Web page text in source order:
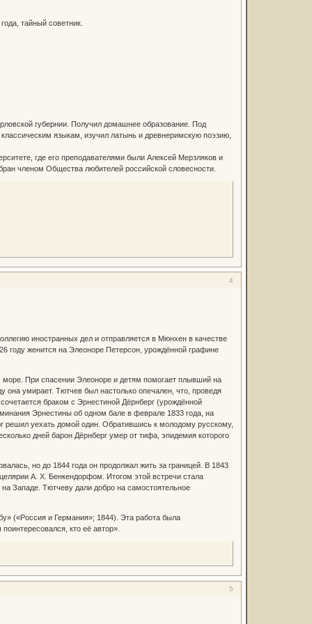
тайный советник.
губернии. Получил домашнее образование. Под
языкам, изучил латынь и древнеримскую поэзию,
где его преподавателями были Алексей Мерзляков и
членом Общества любителей российской словесности.
4
иностранных дел и отправляется в Мюнхен в качестве
году женится на Элеоноре Петерсон, урождённой графине
море. При спасении Элеоноре и детям помогает плывший на
она умирает. Тютчев был настолько опечален, что, проведя
браком с Эрнестиной Дёрнберг (урождённой
Эрнестины об одном бале в феврале 1833 года, на
решил уехать домой один. Обратившись к молодому русскому,
дней барон Дёрнберг умер от тифа, эпидемия которого
но до 1844 года он продолжал жить за границей. В 1843
А. Х. Бенкендорфом. Итогом этой встречи стала
Западе. Тютчеву дали добро на самостоятельное
(«Россия и Германия»; 1844). Эта работа была
кто её автор».
5